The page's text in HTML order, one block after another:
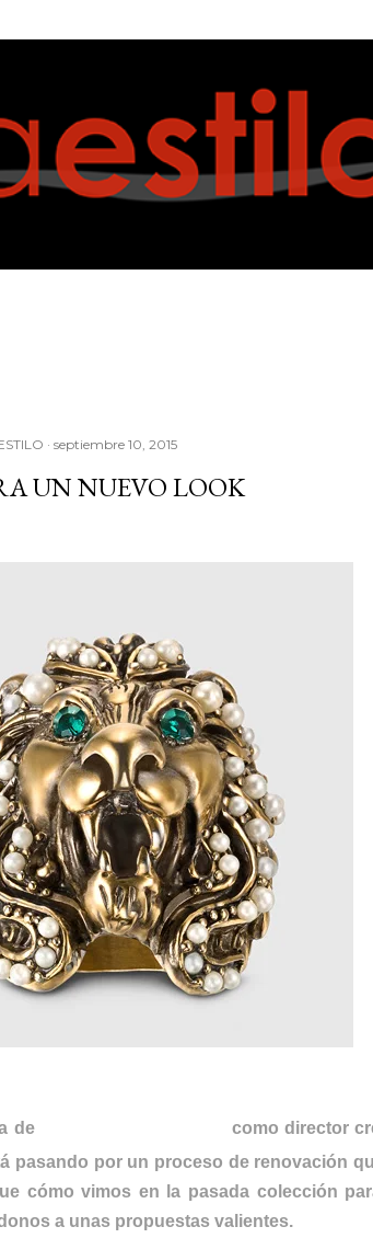
septiembre 10, 2015
UN NUEVO LOOK
de como director
pasando por un proceso de renovación
cómo vimos en la pasada colección
a unas propuestas valientes.